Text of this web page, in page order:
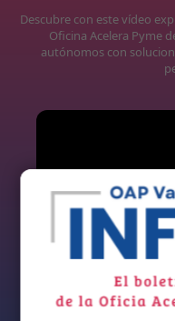
Descubre con este vídeo
Oficina Acelera Pyme
autónomos con